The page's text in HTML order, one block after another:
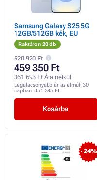
Samsung Galaxy S25 5G
12GB/512GB kék, EU
Raktáron 20 db
520 920 Ft
459 350 Ft
361 693 Ft Áfa nélkül
Legalacsonyabb ár az elmúlt 30
napban: 451 345 Ft
Kosárba
- 24%